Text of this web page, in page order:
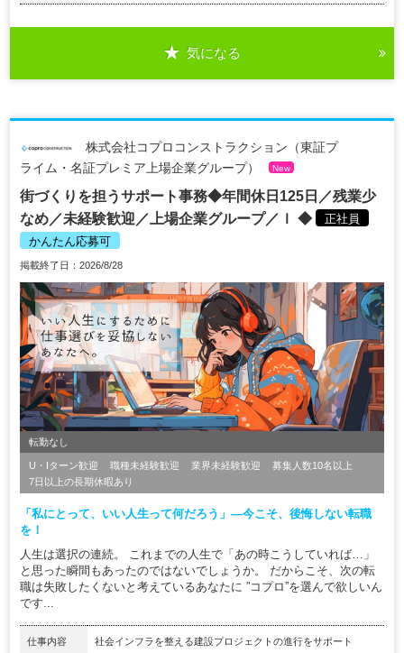
気になる
株式会社コプロコンストラクション（東証プ
ライム・名証プレミア上場企業グループ）
New
街づくりを担うサポート事務◆年間休日125日／残業少
なめ／未経験歓迎／上場企業グループ／ｌ ◆
正社員
かんたん応募可
掲載終了日：2026/8/28
転勤なし
U・Iターン歓迎 職種未経験歓迎 業界未経験歓迎
募集人数10名以上
7日以上の長期休暇あり
「私にとって、いい人生って何だろう」―今こそ、後悔しない転職
を！
人生は選択の連続。 これまでの人生で「あの時こうしていれば…」
と思った瞬間もあったのではないでしょうか。 だからこそ、次の転
職は失敗したくないと考えているあなたに ”コプロ”を選んで欲しいん
です...
仕事内容 社会インフラを整える建設プロジェクトの進行をサポート